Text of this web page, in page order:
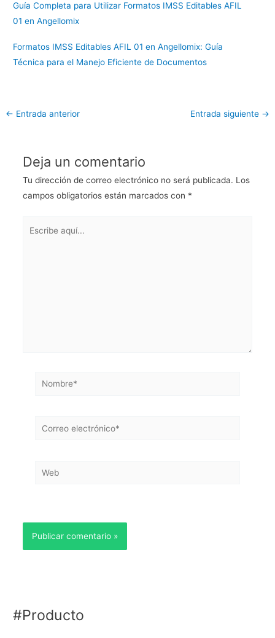
Guía Completa para Utilizar Formatos IMSS Editables AFIL
01 en Angellomix
Formatos IMSS Editables AFIL 01 en Angellomix: Guía
Técnica para el Manejo Eficiente de Documentos
← Entrada anterior Entrada siguiente →
Deja un comentario
Tu dirección de correo electrónico no será publicada. Los
campos obligatorios están marcados con *
Nombre*
Correo
Web
#Producto